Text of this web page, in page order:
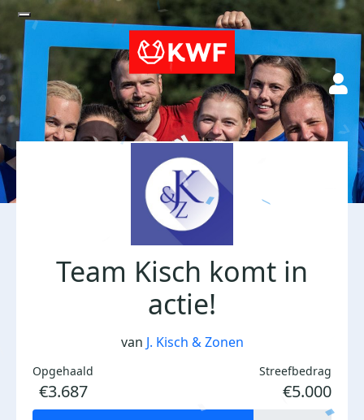
Team Kisch komt in
actie!
van J. Kisch & Zonen
Opgehaald
€3.687
Streefbedrag
€5.000